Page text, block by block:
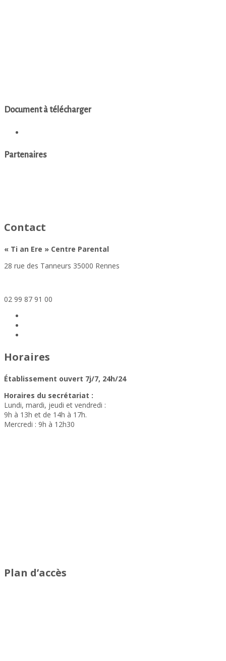
Document à télécharger
Partenaires
Contact
« Ti an Ere » Centre Parental
28 rue des Tanneurs 35000 Rennes
02 99 87 91 00
Horaires
Établissement ouvert 7j/7, 24h/24
Horaires du secrétariat :
Lundi, mardi, jeudi et vendredi :
9h à 13h et de 14h à 17h.
Mercredi : 9h à 12h30
Plan d’accès